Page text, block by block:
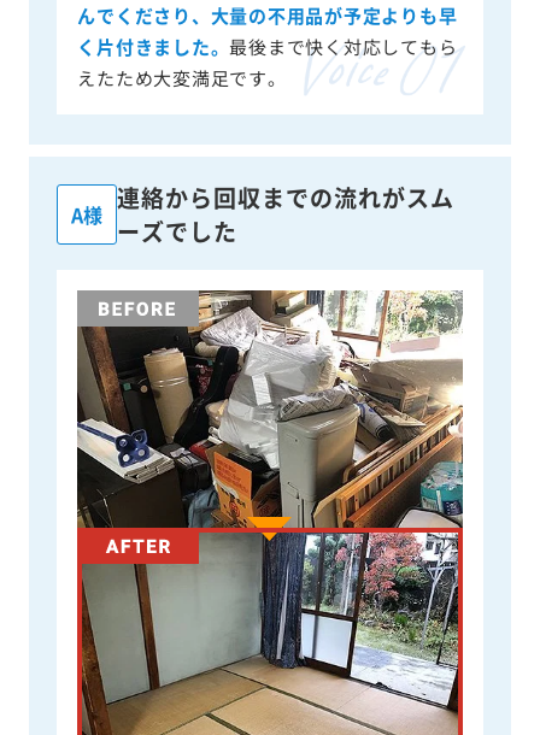
んでくださり、大量の不用品が予定よりも早
く片付きました。 最後まで快く対応してもら
えたため大変満足です。
A様
連絡から回収までの流れがスム
ーズでした